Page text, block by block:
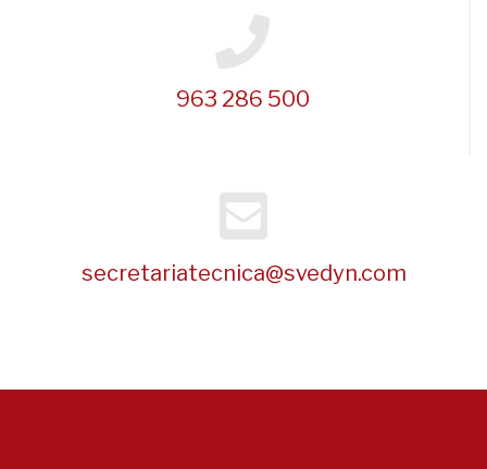
963 286 500
secretariatecnica@svedyn.com